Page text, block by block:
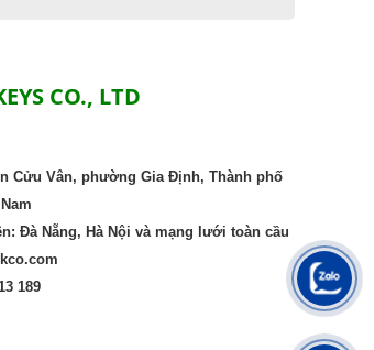
CO., LTD
Cửu Vân, phường Gia Định, Thành phố
Đà Nẵng, Hà Nội và mạng lưới toàn cầu
189